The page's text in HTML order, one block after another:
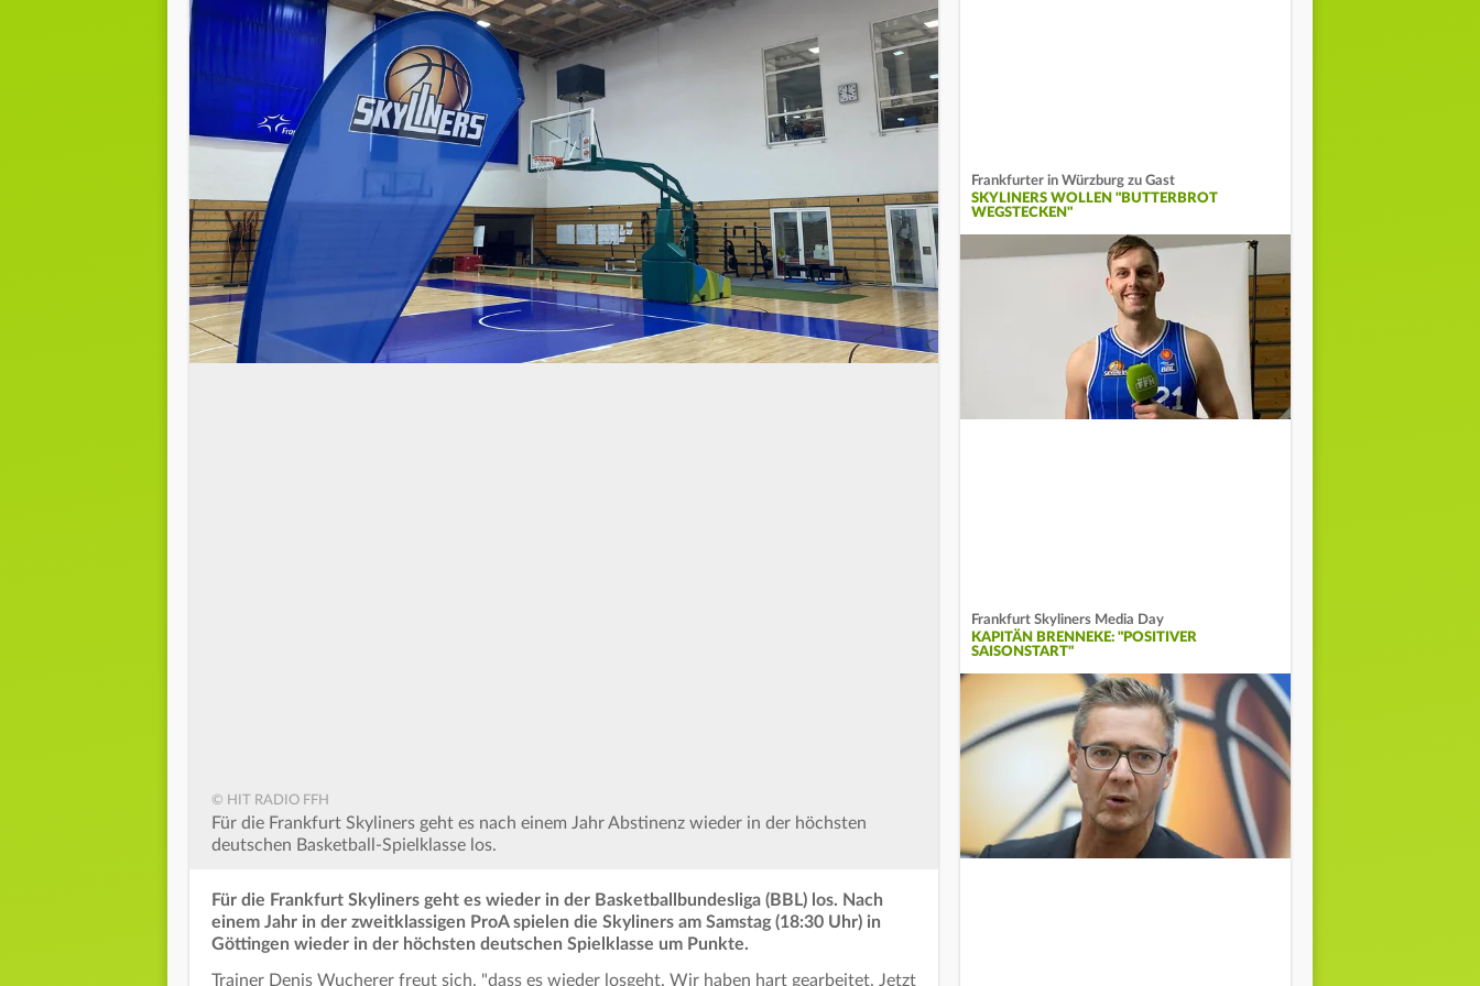
© HIT RADIO FFH
Für die Frankfurt Skyliners geht es nach einem Jahr Abstinenz wieder in der höchsten
deutschen Basketball-Spielklasse los.
Für die Frankfurt Skyliners geht es wieder in der Basketballbundesliga (BBL) los. Nach
einem Jahr in der zweitklassigen ProA spielen die Skyliners am Samstag (18:30 Uhr) in
Göttingen wieder in der höchsten deutschen Spielklasse um Punkte.
Trainer Denis Wucherer freut sich, "dass es wieder losgeht. Wir haben hart gearbeitet. Jetzt
Frankfurter in Würzburg zu Gast
SKYLINERS WOLLEN "BUTTERBROT
WEGSTECKEN"
Frankfurt Skyliners Media Day
KAPITÄN BRENNEKE: "POSITIVER
SAISONSTART"